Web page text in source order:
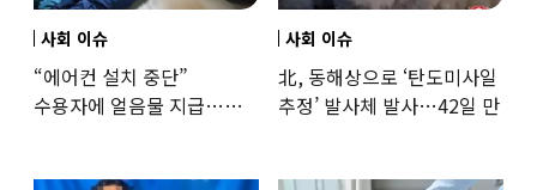
사회 이슈
“에어컨 설치 중단”
수용자에 얼음물 지급…
사회 이슈
北, 동해상으로 ‘탄도미사일
추정’ 발사체 발사…42일 만